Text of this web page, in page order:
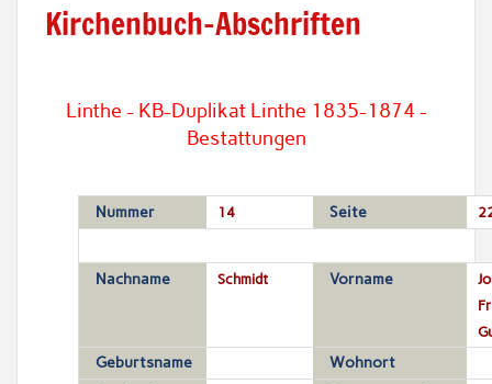
Kirchenbuch-Abschriften
Linthe - KB-Duplikat Linthe 1835-1874 -
Bestattungen
Nummer 14 Seite
Nachname Schmidt Vorname
Geburtsname
Wohnort